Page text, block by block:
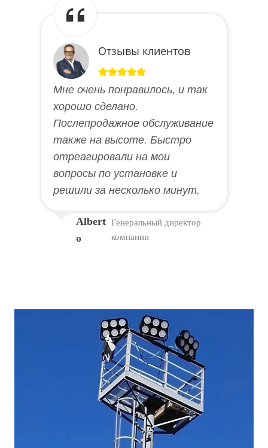
Отзывы клиентов
Мне очень понравилось, и так
хорошо сделано.
Послепродажное обслуживание
также на высоте. Быстро
отреагировали на мои
вопросы по установке и
решили за несколько минут.
Albert
o
Генеральный директор
компании